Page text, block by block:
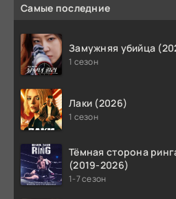
Самые последние
Замужняя убийца
1 сезон
Лаки (2026)
1 сезон
Тёмная сторона
(2019-2026)
1-7 сезон